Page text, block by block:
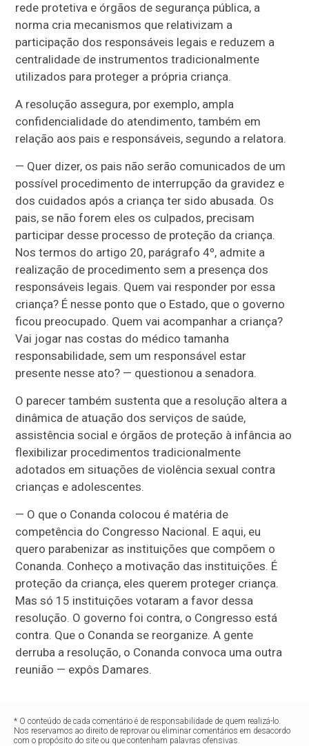
rede protetiva e órgãos de segurança pública, a
norma cria mecanismos que relativizam a
participação dos responsáveis legais e reduzem a
centralidade de instrumentos tradicionalmente
utilizados para proteger a própria criança.
A resolução assegura, por exemplo, ampla
confidencialidade do atendimento, também em
relação aos pais e responsáveis, segundo a relatora.
— Quer dizer, os pais não serão comunicados de um
possível procedimento de interrupção da gravidez e
dos cuidados após a criança ter sido abusada. Os
pais, se não forem eles os culpados, precisam
participar desse processo de proteção da criança.
Nos termos do artigo 20, parágrafo 4º, admite a
realização de procedimento sem a presença dos
responsáveis legais. Quem vai responder por essa
criança? É nesse ponto que o Estado, que o governo
ficou preocupado. Quem vai acompanhar a criança?
Vai jogar nas costas do médico tamanha
responsabilidade, sem um responsável estar
presente nesse ato? — questionou a senadora.
O parecer também sustenta que a resolução altera a
dinâmica de atuação dos serviços de saúde,
assistência social e órgãos de proteção à infância ao
flexibilizar procedimentos tradicionalmente
adotados em situações de violência sexual contra
crianças e adolescentes.
— O que o Conanda colocou é matéria de
competência do Congresso Nacional. E aqui, eu
quero parabenizar as instituições que compõem o
Conanda. Conheço a motivação das instituições. É
proteção da criança, eles querem proteger criança.
Mas só 15 instituições votaram a favor dessa
resolução. O governo foi contra, o Congresso está
contra. Que o Conanda se reorganize. A gente
derruba a resolução, o Conanda convoca uma outra
reunião — expôs Damares.
* O conteúdo de cada comentário é de responsabilidade de quem realizá-lo.
Nos reservamos ao direito de reprovar ou eliminar comentários em desacordo
com o propósito do site ou que contenham palavras ofensivas.